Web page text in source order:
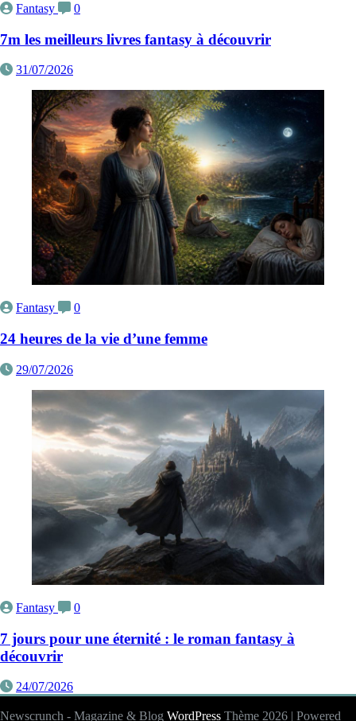
Fantasy 0
7m les meilleurs livres fantasy à découvrir
31/07/2026
Fantasy 0
24 heures de la vie d’une femme
29/07/2026
Fantasy 0
7 jours pour une éternité : le roman fantasy à
découvrir
24/07/2026
Newscrunch - Magazine & Blog WordPress Thème 2026 | Powered